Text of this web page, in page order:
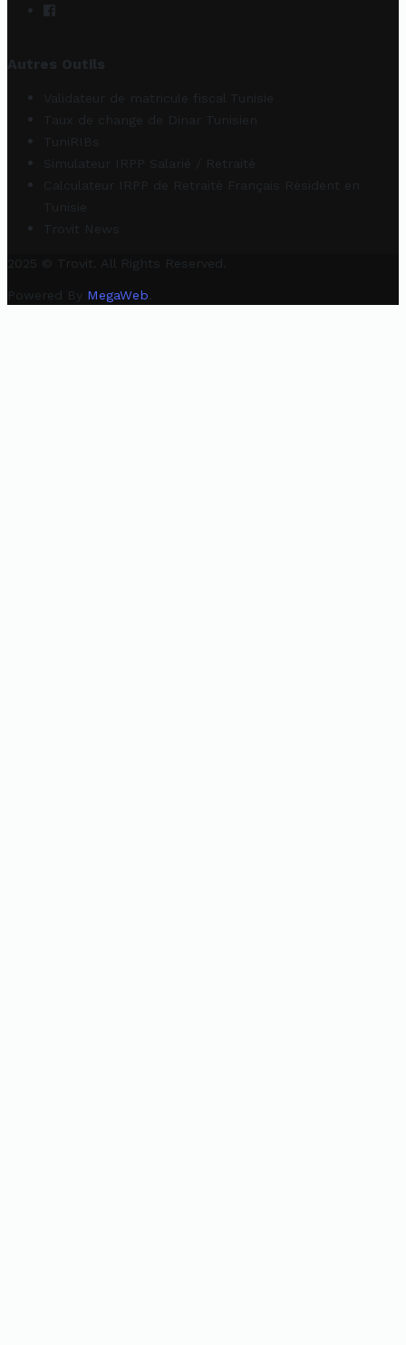
Autres Outils
Validateur de matricule fiscal Tunisie
Taux de change de Dinar Tunisien
TuniRIBs
Simulateur IRPP Salarié / Retraité
Calculateur IRPP de Retraité Français Résident en
Tunisie
Trovit News
2025 © Trovit. All Rights Reserved.
Powered By MegaWeb